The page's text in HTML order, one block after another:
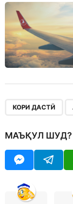
КОРИ ДАСТӢ
МАЪҚУЛ ШУД?